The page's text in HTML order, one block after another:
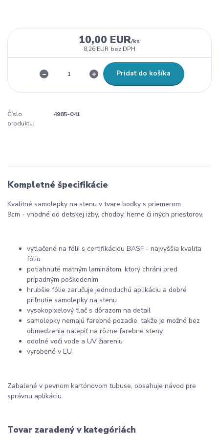
10,00 EUR/ks
8,26 EUR bez DPH
Pridať do košíka
Číslo
produktu:
4985-041
Kompletné špecifikácie
Kvalitné samolepky na stenu v tvare bodky s priemerom
9cm - vhodné do detskej izby, chodby, herne či iných priestorov.
vytlačené na fólii s certifikáciou BASF - najvyššia kvalita
fóliu
potiahnuté matným laminátom, ktorý chráni pred
prípadným poškodením
hrubšie fólie zaručuje jednoduchú aplikáciu a dobré
priľnutie samolepky na stenu
vysokopixelový tlač s dôrazom na detail
samolepky nemajú farebné pozadie, takže je možné bez
obmedzenia nalepiť na rôzne farebné steny
odolné voči vode a UV žiareniu
vyrobené v EU
Zabalené v pevnom kartónovom tubuse, obsahuje návod pre
správnu aplikáciu.
Tovar zaradený v kategóriách